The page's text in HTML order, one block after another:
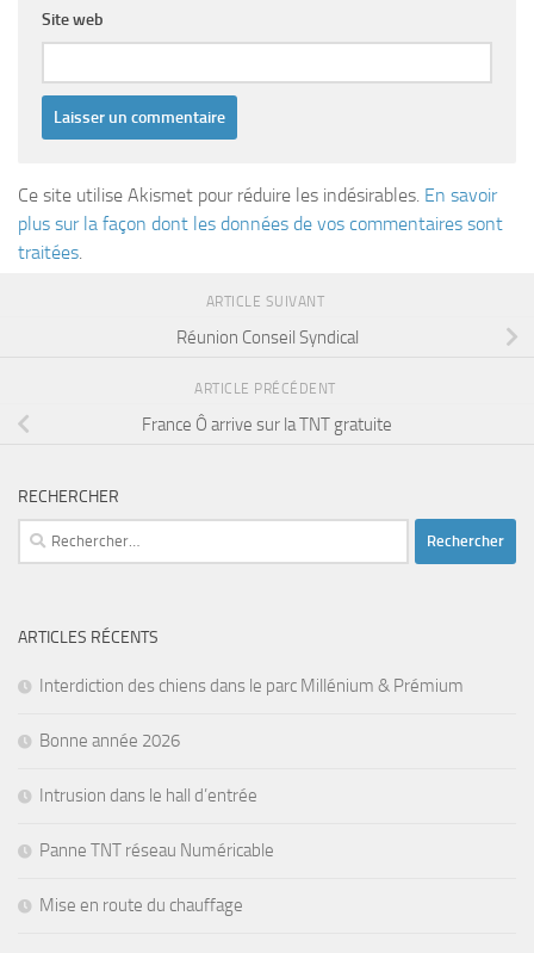
Site web
Ce site utilise Akismet pour réduire les indésirables. En savoir
plus sur la façon dont les données de vos commentaires sont
traitées.
ARTICLE SUIVANT
Réunion Conseil Syndical
ARTICLE PRÉCÉDENT
France Ô arrive sur la TNT gratuite
RECHERCHER
Rechercher :
ARTICLES RÉCENTS
Interdiction des chiens dans le parc Millénium & Prémium
Bonne année 2026
Intrusion dans le hall d’entrée
Panne TNT réseau Numéricable
Mise en route du chauffage